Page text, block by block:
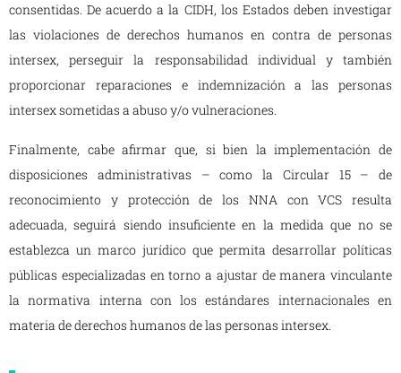
consentidas. De acuerdo a la CIDH, los Estados deben investigar
las violaciones de derechos humanos en contra de personas
intersex, perseguir la responsabilidad individual y también
proporcionar reparaciones e indemnización a las personas
intersex sometidas a abuso y/o vulneraciones.
Finalmente, cabe afirmar que, si bien la implementación de
disposiciones administrativas – como la Circular 15 – de
reconocimiento y protección de los NNA con VCS resulta
adecuada, seguirá siendo insuficiente en la medida que no se
establezca un marco jurídico que permita desarrollar políticas
públicas especializadas en torno a ajustar de manera vinculante
la normativa interna con los estándares internacionales en
materia de derechos humanos de las personas intersex.